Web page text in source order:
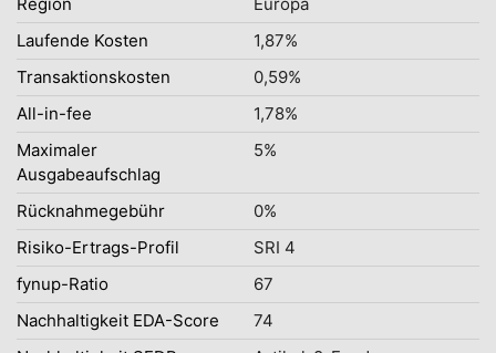
Laufende Kosten
1,87%
Transaktionskosten
0,59%
All-in-fee
1,78%
Maximaler
Ausgabeaufschlag
5%
Rücknahmegebühr
0%
Risiko-Ertrags-Profil
SRI 4
fynup-Ratio
67
Nachhaltigkeit EDA-Score
74